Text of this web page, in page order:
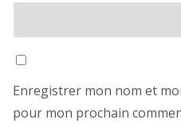
Enregistrer mon nom et
pour mon prochain